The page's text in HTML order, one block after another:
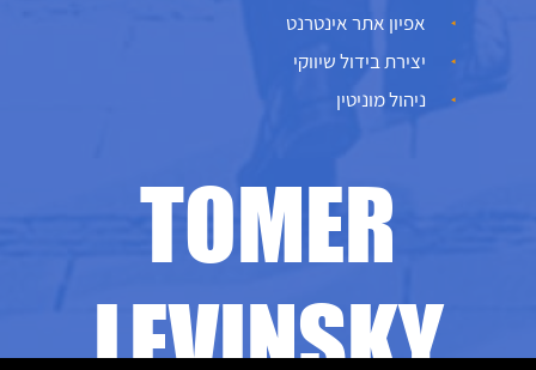
TOMER
LEVINSKY
אפיון אתר אינטרנט
יצירת בידול שיווקי
ניהול מוניטין